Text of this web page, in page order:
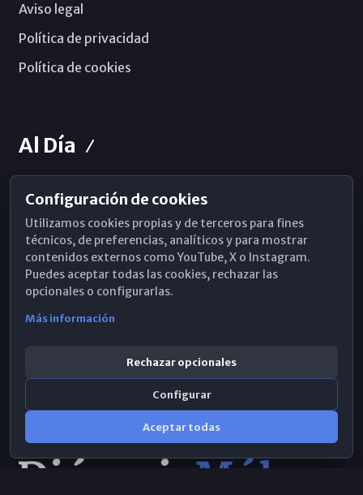
Aviso legal
Política de privacidad
Política de cookies
Al Día
Horarios de Misa
Hemeroteca
WhatsApp
Configuración de cookies
Utilizamos cookies propias y de terceros para fines
técnicos, de preferencias, analíticos y para mostrar
contenidos externos como YouTube, X o Instagram.
Puedes aceptar todas las cookies, rechazar las
opcionales o configurarlas.
Más información
Rechazar opcionales
Configurar
Aceptar todas